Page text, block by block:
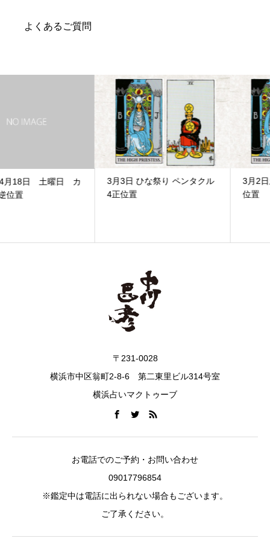
よくあるご質問
3月3日 ひな祭り ペンタクル
4正位置
3月2日土曜日ペンタクル5逆
〒231-0028
横浜市中区翁町2-8-6 第二東里ビル314号室
横浜占いマクトゥーブ
お電話でのご予約・お問い合わせ
09017796854
※鑑定中は電話に出られない場合もございます。
ご了承ください。